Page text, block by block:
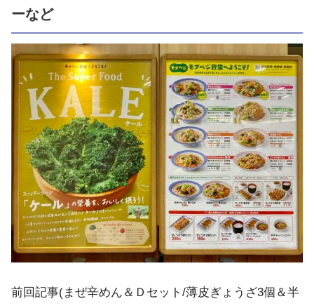
ーなど
前回記事(まぜ辛めん＆Ｄセット/薄皮ぎょうざ3個＆半